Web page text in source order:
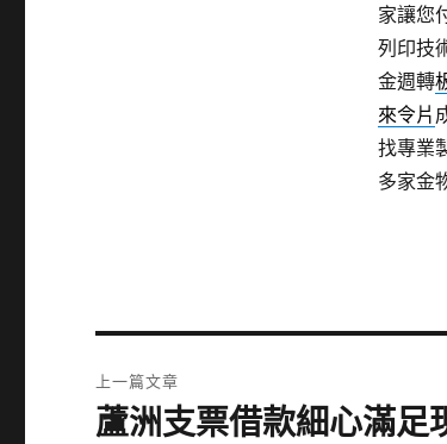
家讓您
列印技
金週轉
來令片
找專業
多家金
章
上一篇文章
上
蘆洲支票借款細心滿